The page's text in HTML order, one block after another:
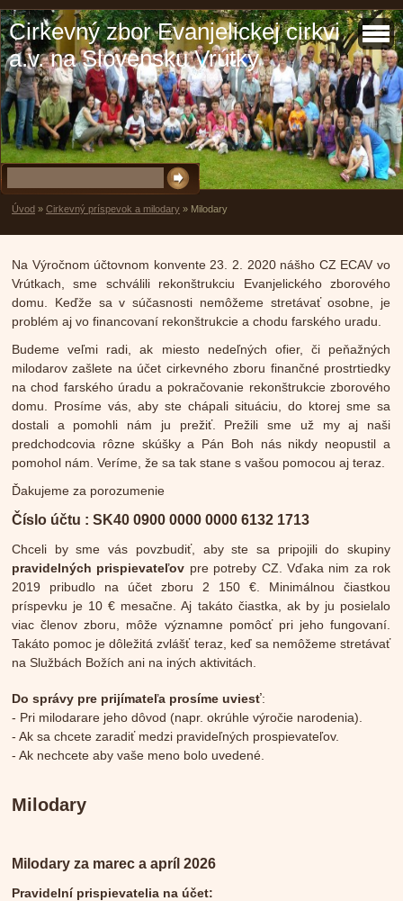
Cirkevný zbor Evanjelickej cirkvi
a.v. na Slovensku Vrútky
Úvod » Cirkevný príspevok a milodary » Milodary
Na Výročnom účtovnom konvente 23. 2. 2020 nášho CZ ECAV vo
Vrútkach, sme schválili rekonštrukciu Evanjelického zborového
domu. Keďže sa v súčasnosti nemôžeme stretávať osobne, je
problém aj vo financovaní rekonštrukcie a chodu farského uradu.
Budeme veľmi radi, ak miesto nedeľných ofier, či peňažných
milodarov zašlete na účet cirkevného zboru finančné prostrtiedky
na chod farského úradu a pokračovanie rekonštrukcie zborového
domu. Prosíme vás, aby ste chápali situáciu, do ktorej sme sa
dostali a pomohli nám ju prežiť. Prežili sme už my aj naši
predchodcovia rôzne skúšky a Pán Boh nás nikdy neopustil a
pomohol nám. Veríme, že sa tak stane s vašou pomocou aj teraz.
Ďakujeme za porozumenie
Číslo účtu : SK40 0900 0000 0000 6132 1713
Chceli by sme vás povzbudiť, aby ste sa pripojili do skupiny
pravidelných prispievateľov pre potreby CZ. Vďaka nim za rok
2019 pribudlo na účet zboru 2 150 €. Minimálnou čiastkou
príspevku je 10 € mesačne. Aj takáto čiastka, ak by ju posielalo
viac členov zboru, môže významne pomôcť pri jeho fungovaní.
Takáto pomoc je dôležitá zvlášť teraz, keď sa nemôžeme stretávať
na Službách Božích ani na iných aktivitách.
Do správy pre prijímateľa prosíme uviesť:
- Pri milodarare jeho dôvod (napr. okrúhle výročie narodenia).
- Ak sa chcete zaradiť medzi pravideľných prospievateľov.
- Ak nechcete aby vaše meno bolo uvedené.
Milodary
Milodary za marec a apríl 2026
Pravidelní prispievatelia na účet: